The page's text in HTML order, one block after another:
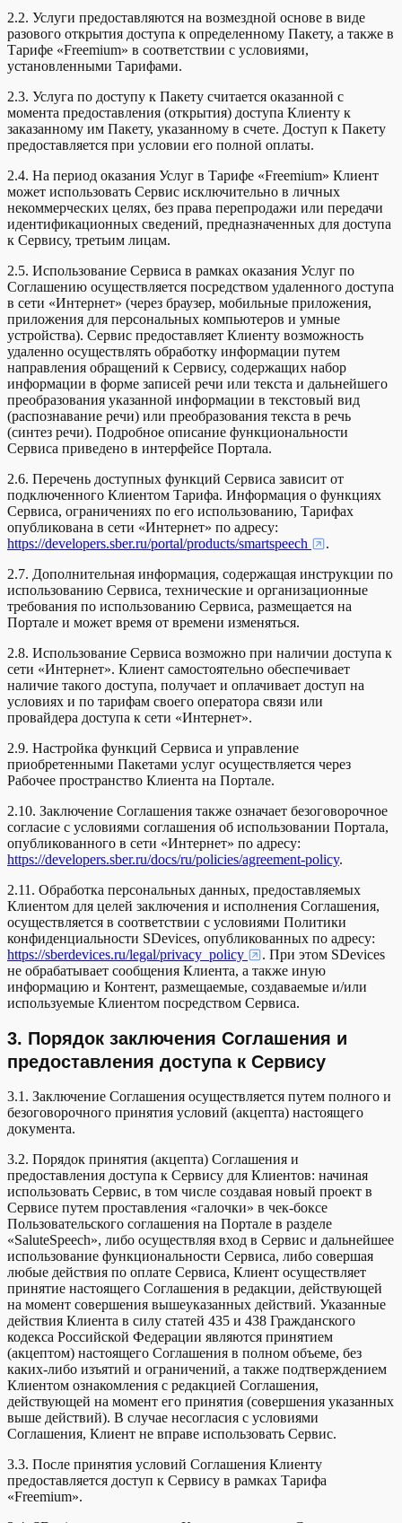
2.2. Услуги предоставляются на возмездной основе в виде
разового открытия доступа к определенному Пакету, а также в
Тарифе «Freemium» в соответствии с условиями,
установленными Тарифами.
2.3. Услуга по доступу к Пакету считается оказанной с
момента предоставления (открытия) доступа Клиенту к
заказанному им Пакету, указанному в счете. Доступ к Пакету
предоставляется при условии его полной оплаты.
2.4. На период оказания Услуг в Тарифе «Freemium» Клиент
может использовать Сервис исключительно в личных
некоммерческих целях, без права перепродажи или передачи
идентификационных сведений, предназначенных для доступа
к Сервису, третьим лицам.
2.5. Использование Сервиса в рамках оказания Услуг по
Соглашению осуществляется посредством удаленного доступа
в сети «Интернет» (через браузер, мобильные приложения,
приложения для персональных компьютеров и умные
устройства). Сервис предоставляет Клиенту возможность
удаленно осуществлять обработку информации путем
направления обращений к Сервису, содержащих набор
информации в форме записей речи или текста и дальнейшего
преобразования указанной информации в текстовый вид
(распознавание речи) или преобразования текста в речь
(синтез речи). Подробное описание функциональности
Сервиса приведено в интерфейсе Портала.
2.6. Перечень доступных функций Сервиса зависит от
подключенного Клиентом Тарифа. Информация о функциях
Сервиса, ограничениях по его использованию, Тарифах
опубликована в сети «Интернет» по адресу:
https://developers.sber.ru/portal/products/smartspeech
.
2.7. Дополнительная информация, содержащая инструкции по
использованию Сервиса, технические и организационные
требования по использованию Сервиса, размещается на
Портале и может время от времени изменяться.
2.8. Использование Сервиса возможно при наличии доступа к
сети «Интернет». Клиент самостоятельно обеспечивает
наличие такого доступа, получает и оплачивает доступ на
условиях и по тарифам своего оператора связи или
провайдера доступа к сети «Интернет».
2.9. Настройка функций Сервиса и управление
приобретенными Пакетами услуг осуществляется через
Рабочее пространство Клиента на Портале.
2.10. Заключение Соглашения также означает безоговорочное
согласие с условиями соглашения об использовании Портала,
опубликованного в сети «Интернет» по адресу:
https://developers.sber.ru/docs/ru/policies/agreement-policy.
2.11. Обработка персональных данных, предоставляемых
Клиентом для целей заключения и исполнения Соглашения,
осуществляется в соответствии с условиями Политики
конфиденциальности SDevices, опубликованных по адресу:
https://sberdevices.ru/legal/privacy_policy
. При этом SDevices
не обрабатывает сообщения Клиента, а также иную
информацию и Контент, размещаемые, создаваемые и/или
используемые Клиентом посредством Сервиса.
3. Порядок заключения Соглашения и
предоставления доступа к Сервису
3.1. Заключение Соглашения осуществляется путем полного и
безоговорочного принятия условий (акцепта) настоящего
документа.
3.2. Порядок принятия (акцепта) Соглашения и
предоставления доступа к Сервису для Клиентов: начиная
использовать Сервис, в том числе создавая новый проект в
Сервисе путем проставления «галочки» в чек-боксе
Пользовательского соглашения на Портале в разделе
«SaluteSpeech», либо осуществляя вход в Сервис и дальнейшее
использование функциональности Сервиса, либо совершая
любые действия по оплате Сервиса, Клиент осуществляет
принятие настоящего Соглашения в редакции, действующей
на момент совершения вышеуказанных действий. Указанные
действия Клиента в силу статей 435 и 438 Гражданского
кодекса Российской Федерации являются принятием
(акцептом) настоящего Соглашения в полном объеме, без
каких-либо изъятий и ограничений, а также подтверждением
Клиентом ознакомления с редакцией Соглашения,
действующей на момент его принятия (совершения указанных
выше действий). В случае несогласия с условиями
Соглашения, Клиент не вправе использовать Сервис.
3.3. После принятия условий Соглашения Клиенту
предоставляется доступ к Сервису в рамках Тарифа
«Freemium».